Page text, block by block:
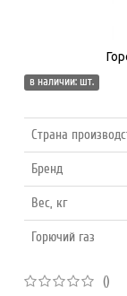
в наличии: шт.
Страна
Бренд
Вес, кг
Горючий газ
()